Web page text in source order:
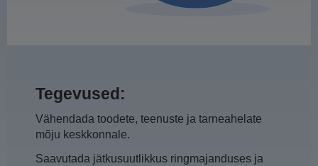
Tegevused:
Vähendada toodete, teenuste ja tarneahelate
mõju keskkonnale.
Saavutada jätkusuutlikkus ringmajanduses ja